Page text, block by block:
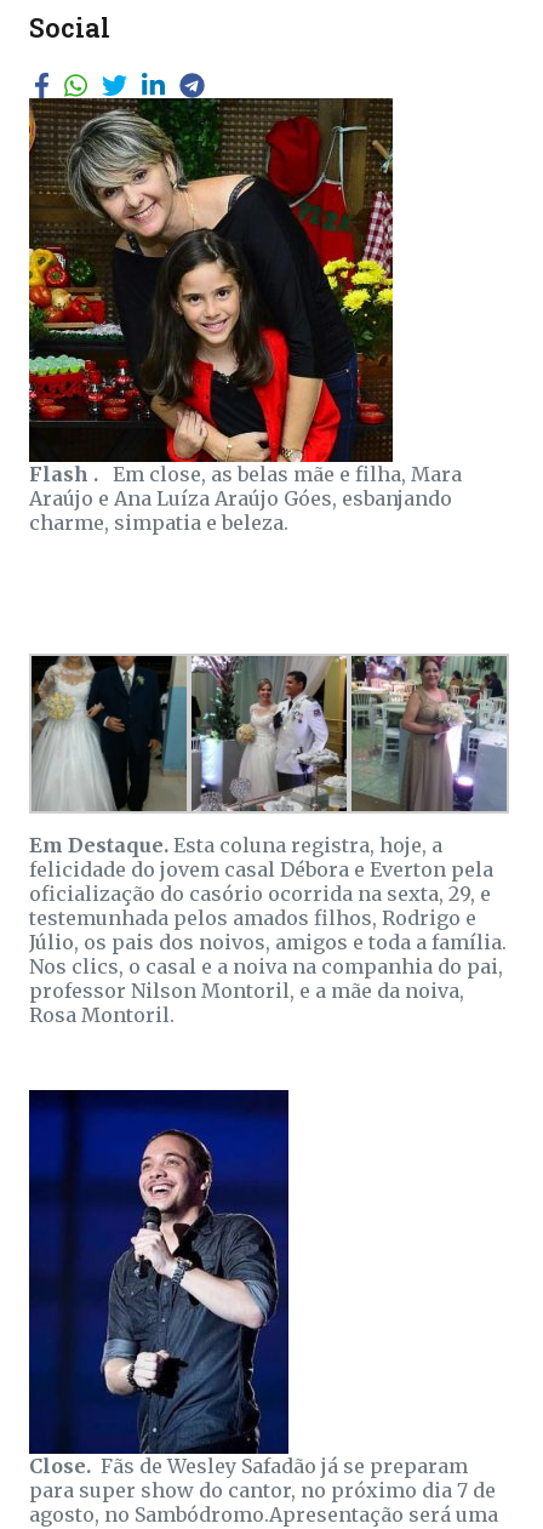
Social
Flash . Em close, as belas mãe e filha, Mara
Araújo e Ana Luíza Araújo Góes, esbanjando
charme, simpatia e beleza.
Em Destaque. Esta coluna registra, hoje, a
felicidade do jovem casal Débora e Everton pela
oficialização do casório ocorrida na sexta, 29, e
testemunhada pelos amados filhos, Rodrigo e
Júlio, os pais dos noivos, amigos e toda a família.
Nos clics, o casal e a noiva na companhia do pai,
professor Nilson Montoril, e a mãe da noiva,
Rosa Montoril.
Close. Fãs de Wesley Safadão já se preparam
para super show do cantor, no próximo dia 7 de
agosto, no Sambódromo.Apresentação será uma